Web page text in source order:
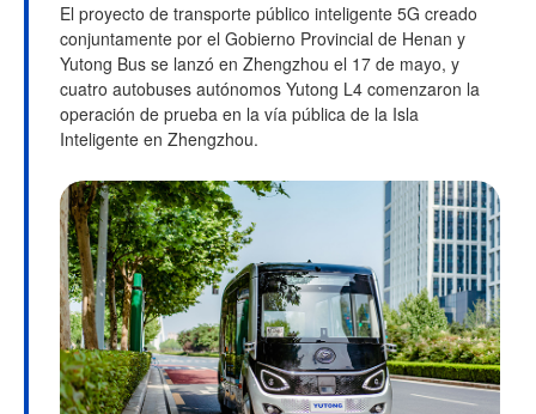
El proyecto de transporte público inteligente 5G creado
conjuntamente por el Gobierno Provincial de Henan y
Yutong Bus se lanzó en Zhengzhou el 17 de mayo, y
cuatro autobuses autónomos Yutong L4 comenzaron la
operación de prueba en la vía pública de la Isla
Inteligente en Zhengzhou.